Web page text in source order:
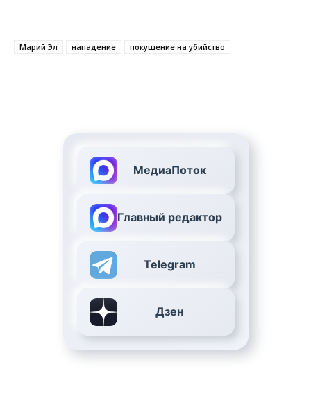
Марий Эл нападение покушение на убийство
МедиаПоток
Главный редактор
Telegram
Дзен